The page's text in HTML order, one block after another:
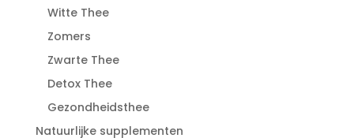
Witte Thee
Zomers
Zwarte Thee
Detox Thee
Gezondheidsthee
Natuurlijke supplementen